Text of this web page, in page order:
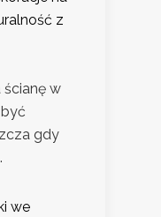
z
ścianę w
gdy
we